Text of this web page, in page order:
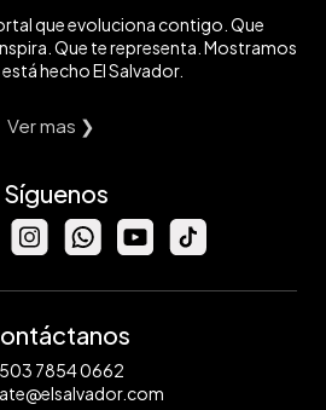
que evoluciona contigo. Que
Que te representa. Mostramos
hecho El Salvador.
Ver mas ❯
Síguenos
7854 0662